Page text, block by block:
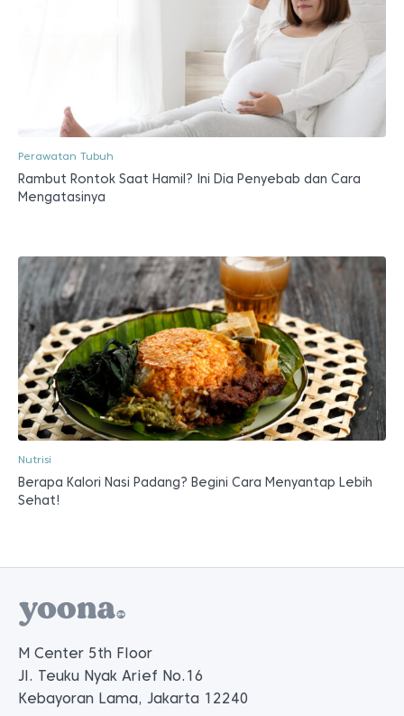
Perawatan Tubuh
Rambut Rontok Saat Hamil? Ini Dia Penyebab dan Cara
Mengatasinya
Nutrisi
Berapa Kalori Nasi Padang? Begini Cara Menyantap Lebih
Sehat!
M Center 5th Floor
Jl. Teuku Nyak Arief No.16
Kebayoran Lama, Jakarta 12240